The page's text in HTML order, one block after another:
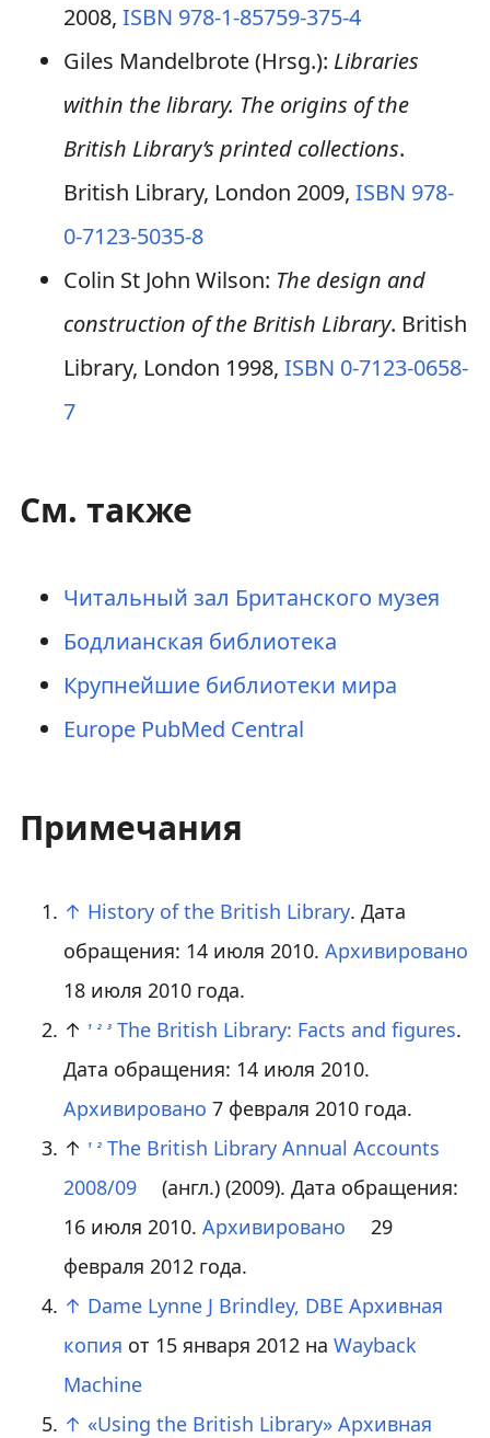
2008, ISBN 978-1-85759-375-4
Giles Mandelbrote (Hrsg.): Libraries
within the library. The origins of the
British Library’s printed collections.
British Library, London 2009, ISBN 978-
0-7123-5035-8
Colin St John Wilson: The design and
construction of the British Library. British
Library, London 1998, ISBN 0-7123-0658-
7
См. также
Читальный зал Британского музея
Бодлианская библиотека
Крупнейшие библиотеки мира
Europe PubMed Central
Примечания
↑ History of the British Library. Дата
обращения: 14 июля 2010. Архивировано
18 июля 2010 года.
↑
1 2 3 The British Library: Facts and figures.
Дата обращения: 14 июля 2010.
Архивировано 7 февраля 2010 года.
↑
1 2 The British Library Annual Accounts
2008/09
(англ.)(2009). Дата обращения:
16 июля 2010. Архивировано
29
февраля 2012 года.
↑ Dame Lynne J Brindley, DBE Архивная
копия от 15 января 2012 на Wayback
Machine
↑ «Using the British Library» Архивная